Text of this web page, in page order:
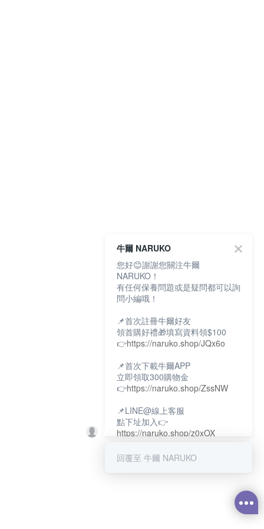
牛爾 NARUKO
您好😊謝謝您關注牛爾
NARUKO！
有任何保養問題或是疑問都可以詢
問小編哦！
📌首次註冊牛爾好友
領首購好禮🎁填寫資料領$100
👉https://naruko.shop/JQx6o
📌首次下載牛爾APP
立即領取300購物金
👉https://naruko.shop/ZssNW
📌LINE@線上客服
點下址加入👉
https://naruko.shop/z0xOX
📌電話客服：02-26581707
回覆至 牛爾 NARUKO